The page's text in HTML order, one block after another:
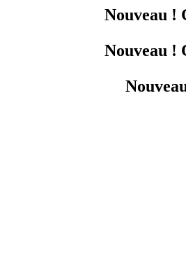
Nouveau !
Nouveau !